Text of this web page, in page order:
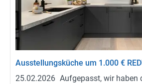
winns. In­for­ma­tio­nen und Teil­nah­me­be­din­gun­gen
unter:www.traumraum-​
Aus­stel­lungs­kü­che um 1.000 €
25.02.2026 Auf­ge­passt, wir